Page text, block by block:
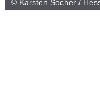
© Karsten Socher /